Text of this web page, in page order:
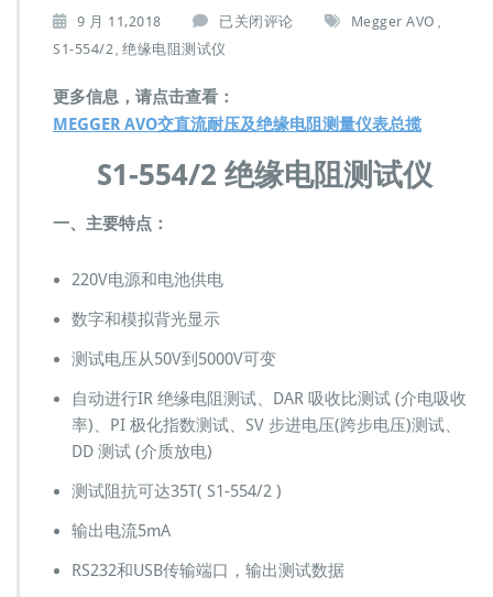
9 月 11,2018
S
1
5
4/
绝
5
V
耐
压
仟
表
已关闭评论 Megger AVO
S1-554/2 绝缘电阻测试仪
更多信息，请点击查看：
MEGGER AVO交直流耐压及绝缘电阻测量仪表总揽
S1-554/2 绝缘电阻测试仪
一、主要特点：
220V电源和电池供电
数字和模拟背光显示
测试电压从50V到5000V可变
自动进行IR 绝缘电阻测试、DAR 吸收比测试 (介电吸收
率)、PI 极化指数测试、SV 步进电压(跨步电压)测试、
DD 测试 (介质放电)
测试阻抗可达35T( S1-554/2 )
输出电流5mA
RS232和USB传输端口，输出测试数据